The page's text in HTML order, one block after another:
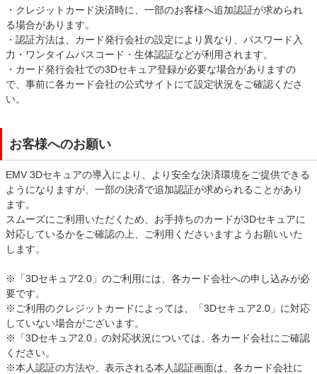
・クレジットカード決済時に、一部のお客様へ追加認証が求められ
る場合があります。
・認証方法は、カード発行会社の設定により異なり、パスワード入
力・ワンタイムパスコード・生体認証などが利用されます。
・カード発行会社での3Dセキュア登録が必要な場合がありますの
で、事前に各カード会社の公式サイトにて設定状況をご確認くださ
い。
お客様へのお願い
EMV 3Dセキュアの導入により、より安全な決済環境をご提供できる
ようになりますが、一部の決済で追加認証が求められることがあり
ます。
スムーズにご利用いただくため、お手持ちのカードが3Dセキュアに
対応しているかをご確認の上、ご利用くださいますようお願いいた
します。
※「3Dセキュア2.0」のご利用には、各カード会社への申し込みが必
要です。
※ご利用のクレジットカードによっては、「3Dセキュア2.0」に対応
していない場合がございます。
※「3Dセキュア2.0」の対応状況については、各カード会社にご確認
ください。
※本人認証の方法や、表示される本人認証画面は、各カード会社に